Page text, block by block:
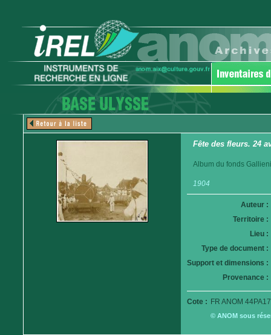
Fête des fleurs. 24
Album du fonds
1904
Auteur :
Territoire :
Lieu :
Type de document :
Support et dimensions :
Provenance :
Cote : FR ANOM
© ANOM sous